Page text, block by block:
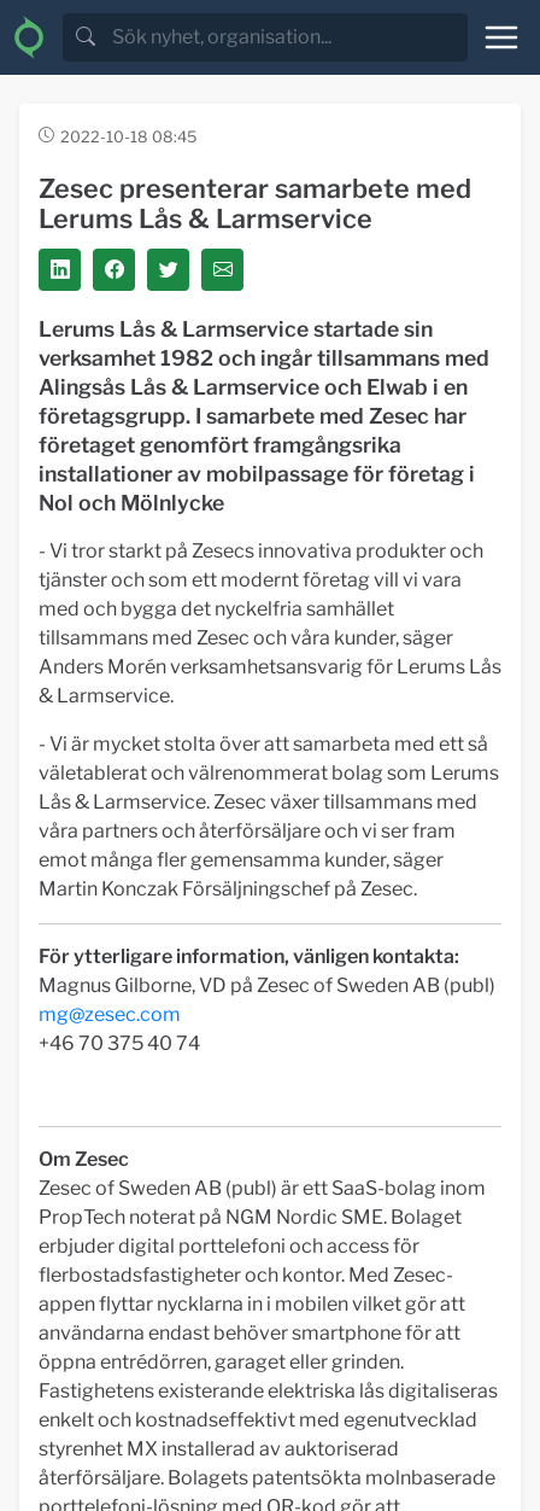
2022-10-18 08:45
Zesec presenterar samarbete med
Lerums Lås & Larmservice
Lerums Lås & Larmservice startade sin
verksamhet 1982 och ingår tillsammans med
Alingsås Lås & Larmservice och Elwab i en
företagsgrupp. I samarbete med Zesec har
företaget genomfört framgångsrika
installationer av mobilpassage för företag i
Nol och Mölnlycke
- Vi tror starkt på Zesecs innovativa produkter och
tjänster och som ett modernt företag vill vi vara
med och bygga det nyckelfria samhället
tillsammans med Zesec och våra kunder, säger
Anders Morén verksamhetsansvarig för Lerums Lås
& Larmservice.
- Vi är mycket stolta över att samarbeta med ett så
väletablerat och välrenommerat bolag som Lerums
Lås & Larmservice. Zesec växer tillsammans med
våra partners och återförsäljare och vi ser fram
emot många fler gemensamma kunder, säger
Martin Konczak Försäljningschef på Zesec.
För ytterligare information, vänligen kontakta:
Magnus Gilborne, VD på Zesec of Sweden AB (publ)
mg@zesec.com
+46 70 375 40 74
Om Zesec
Zesec of Sweden AB (publ) är ett SaaS-bolag inom
PropTech noterat på NGM Nordic SME. Bolaget
erbjuder digital porttelefoni och access för
flerbostadsfastigheter och kontor. Med Zesec-
appen flyttar nycklarna in i mobilen vilket gör att
användarna endast behöver smartphone för att
öppna entrédörren, garaget eller grinden.
Fastighetens existerande elektriska lås digitaliseras
enkelt och kostnadseffektivt med egenutvecklad
styrenhet MX installerad av auktoriserad
återförsäljare. Bolagets patentsökta molnbaserade